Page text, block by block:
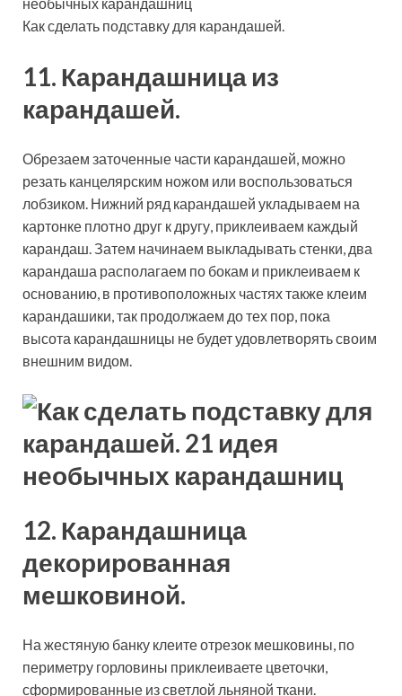
Как сделать подставку для карандашей.
11. Карандашница из
карандашей.
Обрезаем заточенные части карандашей, можно
резать канцелярским ножом или воспользоваться
лобзиком. Нижний ряд карандашей укладываем на
картонке плотно друг к другу, приклеиваем каждый
карандаш. Затем начинаем выкладывать стенки, два
карандаша располагаем по бокам и приклеиваем к
основанию, в противоположных частях также клеим
карандашики, так продолжаем до тех пор, пока
высота карандашницы не будет удовлетворять своим
внешним видом.
12. Карандашница
декорированная
мешковиной.
На жестяную банку клеите отрезок мешковины, по
периметру горловины приклеиваете цветочки,
сформированные из светлой льняной ткани.